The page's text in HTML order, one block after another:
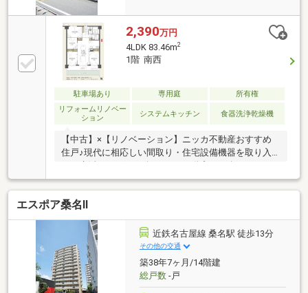
2,390万円
4LDK 83.46m2
1階 南西
駐車場あり 専用庭
所有権
リフォームリノベー
ション
システムキッチン 食器洗浄乾燥機
【中古】×【リノベーション】ニッカ不動産おすすめ
住戸♪現代に相応しい間取り・住宅設備機器を取り入
ベーションまで一貫サポートのニッカ不動産にお任せ
下さい！＼＼家具や家電、住宅ローンに組込めます／
／▼お電話でのご予約、ご質問・お問合せはこちらま
で▼TEL：0120- -7549[41.1]【通話無料】ニッカ不動産
エスポア桑名Ⅱ
近鉄名古屋線 桑名駅 徒歩13分
その他の交通
築38年7ヶ月/14階建
総戸数-戸